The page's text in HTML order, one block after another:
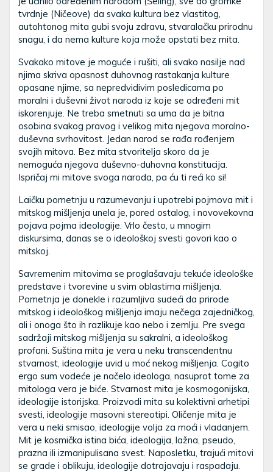
tvrdnje (Ničeove) da svaka kultura bez vlastitog,
autohtonog mita gubi svoju zdravu, stvaralačku prirodnu
snagu, i da nema kulture koja može opstati bez mita.
Svakako mitove je moguće i rušiti, ali svako nasilje nad
njima skriva opasnost duhovnog rastakanja kulture
opasane njime, sa nepredvidivim posledicama po
moralni i duševni život naroda iz koje se određeni mit
iskorenjuje. Ne treba smetnuti sa uma da je bitna
osobina svakog pravog i velikog mita njegova moralno-
duševna svrhovitost. Jedan narod se rađa rođenjem
svojih mitova. Bez mita stvoritelja skoro da je
nemoguća njegova duševno-duhovna konstitucija.
Ispričaj mi mitove svoga naroda, pa ću ti reći ko si!
Laičku pometnju u razumevanju i upotrebi pojmova mit i
mitskog mišljenja unela je, pored ostalog, i novovekovna
pojava pojma ideologije. Vrlo često, u mnogim
diskursima, danas se o ideološkoj svesti govori kao o
mitskoj.
Savremenim mitovima se proglašavaju tekuće ideološke
predstave i tvorevine u svim oblastima mišljenja.
Pometnja je donekle i razumljiva sudeći da prirode
mitskog i ideološkog mišljenja imaju nečega zajedničkog,
ali i onoga što ih razlikuje kao nebo i zemlju. Pre svega
sadržaji mitskog mišljenja su sakralni, a ideološkog
profani. Suština mita je vera u neku transcendentnu
stvarnost, ideologije uvid u moć nekog mišljenja. Cogito
ergo sum vodeće je načelo ideologa, nasuprot tome za
mitologa vera je biće. Stvarnost mita je kosmogonijska,
ideologije istorijska. Proizvodi mita su kolektivni arhetipi
svesti, ideologije masovni stereotipi. Oličenje mita je
vera u neki smisao, ideologije volja za moći i vladanjem.
Mit je kosmička istina bića, ideologija, lažna, pseudo,
prazna ili izmanipulisana svest. Naposletku, trajući mitovi
se grade i oblikuju, ideologije dotrajavaju i raspadaju.